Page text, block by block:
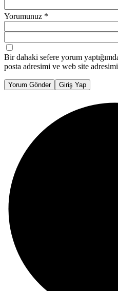
Yorumunuz *
Bir dahaki sefere yorum
posta adresimi ve web site
Yorum Gönder Giriş Yap